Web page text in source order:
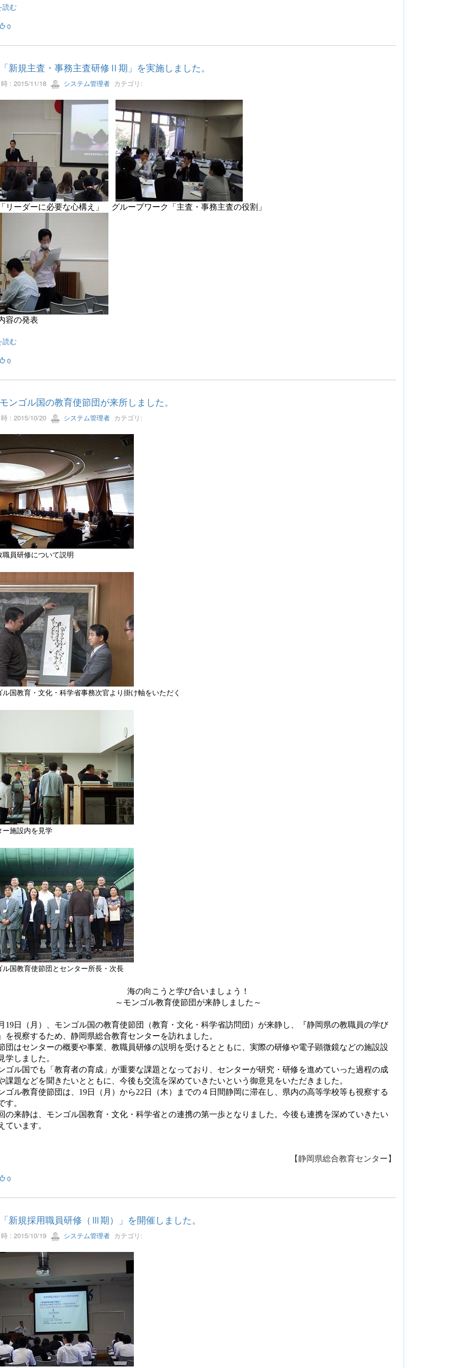
読む
0
新規主査・事務主査研修Ⅱ期」を実施しました。
: 2015/11/18 システム管理者カテゴリ:
リーダーに必要な心構え」 グループワーク「主査・事務主査の役割」
容の発表
読む
0
ンゴル国の教育使節団が来所しました。
: 2015/10/20 システム管理者カテゴリ:
職員研修について説明
ル国教育・文化・科学省事務次官より掛け軸をいただく
ー施設内を見学
ル国教育使節団とセンター所長・次長
海の向こうと学び合いましょう！
～モンゴル教育使節団が来静しました～
19日（月）、モンゴル国の教育使節団（教育・文化・科学省訪問団）が来静し、『静岡県の教職員の学び
を視察するため、静岡県総合教育センターを訪れました。
はセンターの概要や事業、教職員研修の説明を受けるとともに、実際の研修や電子顕微鏡などの施設設
学しました。
ル国でも「教育者の育成」が重要な課題となっており、センターが研究・研修を進めていった過程の成
課題などを聞きたいとともに、今後も交流を深めていきたいという御意見をいただきました。
ル教育使節団は、 19日（月）から22 日（木）までの４日間静岡に滞在し、県内の高等学校等も視察する
す。
来静は、モンゴル国教育・文化・科学省との連携の第一歩となりました。今後も連携を深めていきたい
ています。
【静岡県総合教育センター】
0
新規採用職員研修（Ⅲ期）」を開催しました。
: 2015/10/19 システム管理者カテゴリ: